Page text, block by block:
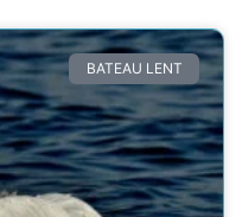
BATEAU LENT